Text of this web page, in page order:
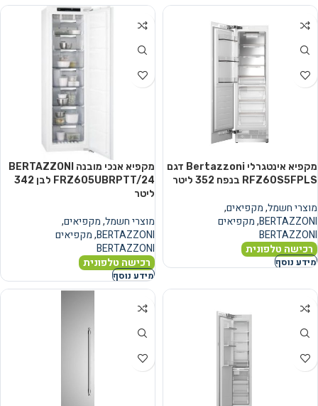
מקפיא אינטגרלי Bertazzoni דגם
RFZ60S5FPLS בנפח ‏352 ‏ליטר
מוצרי חשמל,מקפיאים,
BERTAZZONI
,מקפיאים
BERTAZZONI
רכישה טלפונית
מידע נוסף
מקפיא אנכי מובנה BERTAZZONI
FRZ605UBRPTT/24 לבן ‏342
‏ליטר
מוצרי חשמל,מקפיאים,
BERTAZZONI
,מקפיאים
BERTAZZONI
רכישה טלפונית
מידע נוסף